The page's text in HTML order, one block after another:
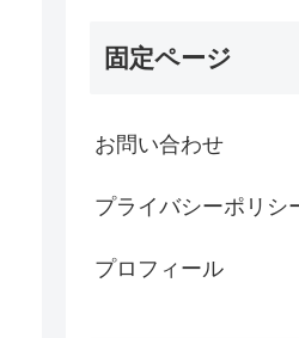
固定ページ
お問い合わせ
プライバシーポリシ
プロフィール